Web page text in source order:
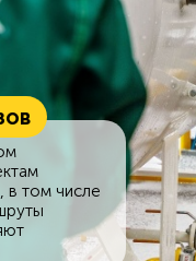
в том числе